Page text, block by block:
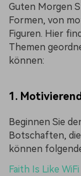
Guten Morgen
Formen, von
Figuren. Hier
Themen
können:
1.
Beginnen Sie
Botschaften,
können
Faith Is Like